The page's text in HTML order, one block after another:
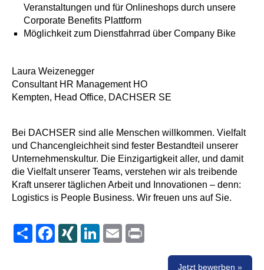
Veranstaltungen und für Onlineshops durch unsere
Corporate Benefits Plattform
Möglichkeit zum Dienstfahrrad über Company Bike
Laura Weizenegger
Consultant HR Management HO
Kempten, Head Office, DACHSER SE
Bei DACHSER sind alle Menschen willkommen. Vielfalt
und Chancengleichheit sind fester Bestandteil unserer
Unternehmenskultur. Die Einzigartigkeitaller, und damit
die Vielfalt unserer Teams, verstehen wir als treibende
Kraft unserer täglichen Arbeit und Innovationen – denn:
Logistics is People Business. Wir freuen uns auf Sie.
Share FacebookXING LinkedInEmail
Jetzt bewerben »